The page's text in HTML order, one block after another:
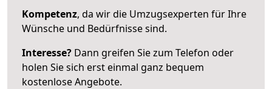
Kompetenz, da wir die Umzugsexperten für Ihre
Wünsche und Bedürfnisse sind.
Interesse? Dann greifen Sie zum Telefon oder
holen Sie sich erst einmal ganz bequem
kostenlose Angebote.